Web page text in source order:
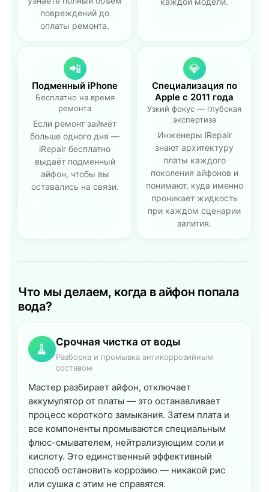
повреждений до
оплаты ремонта.
📲
Подменный iPhone
Бесплатно на время
ремонта
Если ремонт займёт
больше одного дня —
iRepair бесплатно
выдаёт подменный
айфон, чтобы вы
оставались на связи.
💎
Специализация по
Apple с 2011 года
Узкий фокус — глубокая
экспертиза
Инженеры iRepair
знают архитектуру
платы каждого
поколения айфонов и
понимают, куда именно
проникает жидкость
при каждом сценарии
залития.
Что мы делаем, когда в айфон попала
вода?
🧹 Срочная чистка от воды
Разборка и промывка антикоррозийным
составом
Мастер разбирает айфон, отключает
аккумулятор от платы — это останавливает
процесс короткого замыкания. Затем плата и
все компоненты промываются специальным
флюс-смывателем, нейтрализующим соли и
кислоту. Это единственный эффективный
способ остановить коррозию — никакой рис
или сушка с этим не справятся.